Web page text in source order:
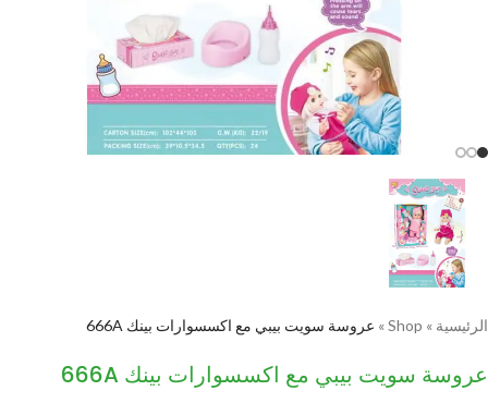
الرئيسية »
Shop
» عروسة سويت بيبي مع اكسسوارات بينك 666A
عروسة سويت بيبي مع اكسسوارات بينك 666A